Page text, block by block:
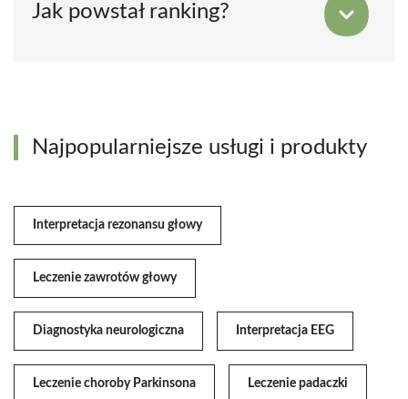
Jak powstał ranking?
Najpopularniejsze usługi i produkty
Interpretacja rezonansu głowy
Leczenie zawrotów głowy
Diagnostyka neurologiczna Interpretacja EEG
Leczenie choroby Parkinsona Leczenie padaczki